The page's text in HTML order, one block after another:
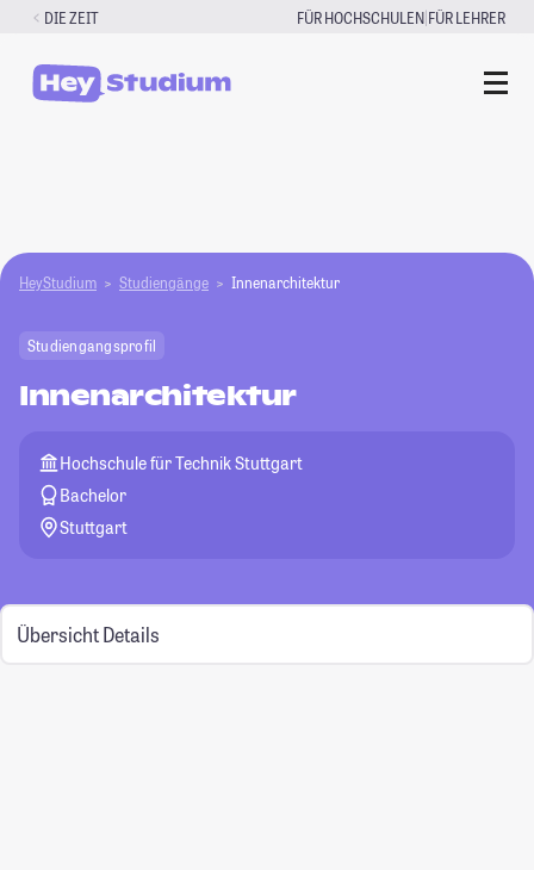
Zum
springen
DIE ZEIT FÜR HOCHSCHULEN|FÜR LEHRER
HeyStudium Studiengänge Innenarchitektur
Studiengangsprofil
Innenarchitektur
Hochschule für Technik Stuttgart
Bachelor
Stuttgart
Übersicht Details